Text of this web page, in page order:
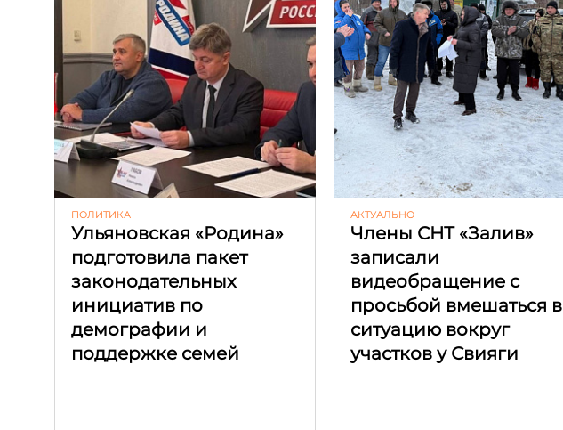
ПОЛИТИКА
Ульяновская «Родина»
подготовила пакет
законодательных
инициатив по
демографии и
поддержке семей
АКТУАЛЬНО
Члены СНТ «Залив»
записали
видеобращение с
просьбой вмешаться в
ситуацию вокруг
участков у Свияги